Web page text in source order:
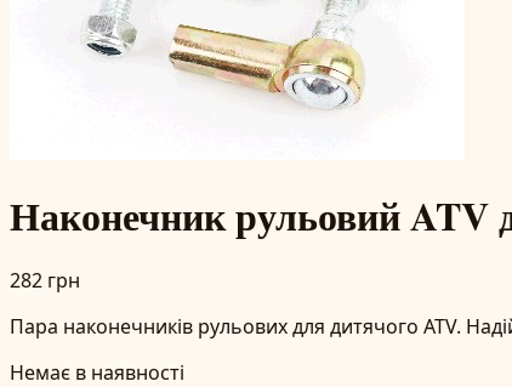
Наконечник рульовий ATV
282 грн
Пара наконечників рульових для дитячого ATV.
Немає в наявності